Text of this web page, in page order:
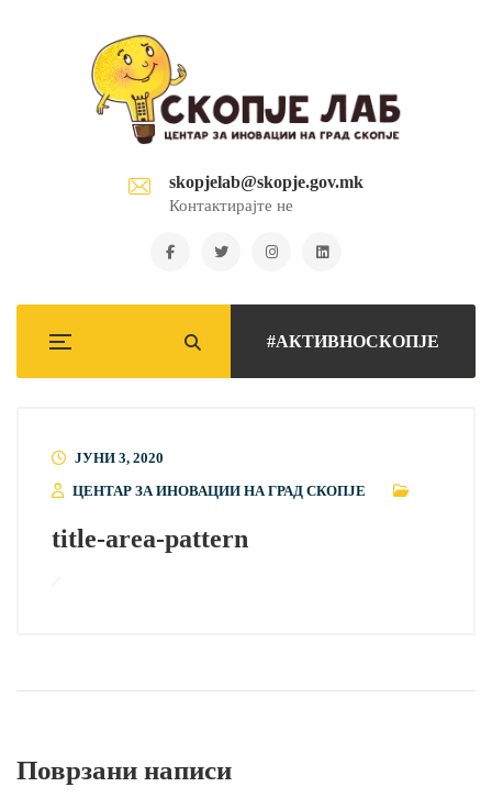
skopjelab@skopje.gov.mk
Контактирајте не
#АКТИВНОСКОПЈЕ
ЈУНИ 3, 2020
ЦЕНТАР ЗА ИНОВАЦИИ НА ГРАД СКОПЈЕ
title-area-pattern
Поврзани написи